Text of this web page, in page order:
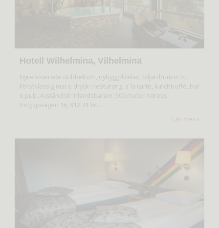
Hotell Wilhelmina, Vilhelmina
Nyrenoverade dubbelrum, nybyggd relax, biljardrum m m.
Förstklassig mat o dryck i resturang, a´la carte, lunchbuffé, bar
o pub. Avstånd till Inlandsbanan: 500 meter Adress:
Volgsjövägen 16, 912 34 Vil...
Läs mer